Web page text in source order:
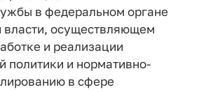
в федеральном органе
власти, осуществляющем
и реализации
политики и нормативно-
в сфере